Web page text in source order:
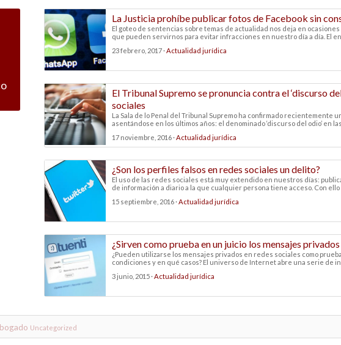
La Justicia prohíbe publicar fotos de Facebook sin
El goteo de sentencias sobre temas de actualidad nos deja en
que pueden servirnos para evitar infracciones en nuestro día a día. El
23 febrero, 2017 · Actualidad jurídica
El Tribunal Supremo se pronuncia contra el ‘discurso
sociales
La Sala de lo Penal del Tribunal Supremo ha confirmado recientemente
asentándose en los últimos años: el denominado ‘discurso del odio’ en las
17 noviembre, 2016 · Actualidad jurídica
¿Son los perfiles falsos en redes sociales un delito?
El uso de las redes sociales está muy extendido en nuestros días:
de información a diario a la que cualquier persona tiene acceso. Con ello
15 septiembre, 2016 · Actualidad jurídica
¿Sirven como prueba en un juicio los mensajes
¿Pueden utilizarse los mensajes privados en redes sociales como
condiciones y en qué casos? El universo de Internet abre una serie de
3 junio, 2015 · Actualidad jurídica
Uncategorized